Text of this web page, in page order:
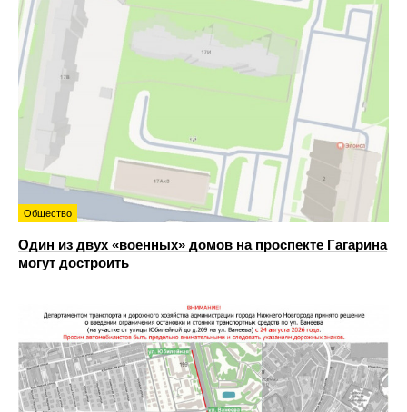
Общество
Один из двух «военных» домов на проспекте Гагарина
могут достроить